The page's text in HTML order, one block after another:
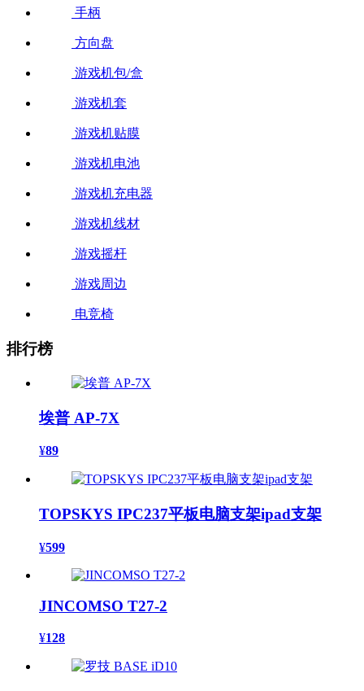
手柄
方向盘
游戏机包/盒
游戏机套
游戏机贴膜
游戏机电池
游戏机充电器
游戏机线材
游戏摇杆
游戏周边
电竞椅
排行榜
埃普 AP-7X
¥89
TOPSKYS IPC237平板电脑支架ipad支架
¥599
JINCOMSO T27-2
¥128